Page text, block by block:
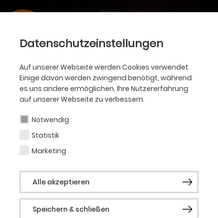
Datenschutzeinstellungen
Auf unserer Webseite werden Cookies verwendet.
Einige davon werden zwingend benötigt, während
es uns andere ermöglichen, Ihre Nutzererfahrung
auf unserer Webseite zu verbessern.
Notwendig
Statistik
Marketing
Alle akzeptieren
Speichern & schließen